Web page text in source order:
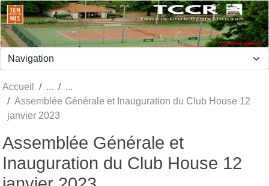
Accueil
Assemblée Générale et Inauguration du Club House 12
janvier 2023
Assemblée Générale et
Inauguration du Club House 12
Panneau de gestion des cookies